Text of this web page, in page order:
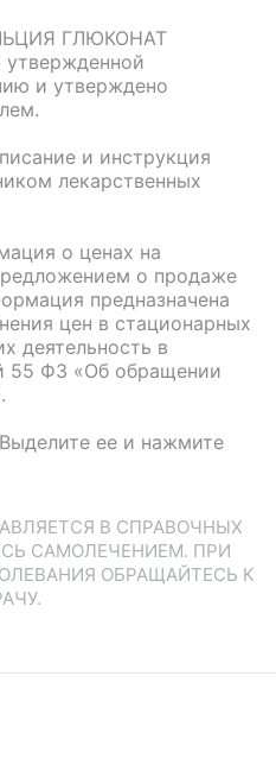
ГЛЮКОНАТ
утвержденной
и утверждено
и инструкция
лекарственных
о ценах на
о продаже
предназначена
цен в стационарных
деятельность в
55 ФЗ «Об обращении
ее и нажмите
В СПРАВОЧНЫХ
САМОЛЕЧЕНИЕМ. ПРИ
ОБРАЩАЙТЕСЬ К